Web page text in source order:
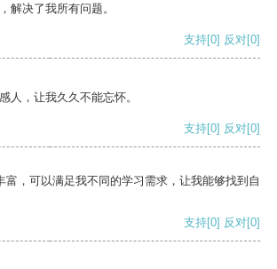
解决了我所有问题。
支持[0] 反对[0]
人，让我久久不能忘怀。
支持[0] 反对[0]
富，可以满足我不同的学习需求，让我能够找到自
支持[0] 反对[0]